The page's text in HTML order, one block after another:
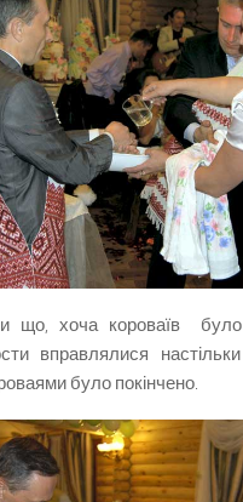
що, хоча короваїв було
вправлялися
було покінчено.